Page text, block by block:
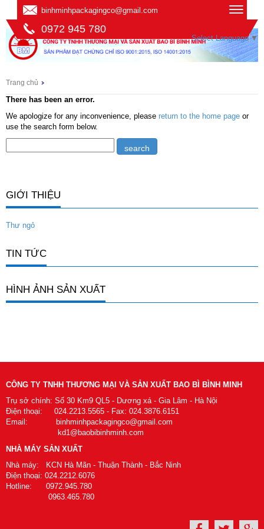
binhminhpackagingco@gmail.com
0972 945 780
Select Language ▼
Trang chủ
There has been an error.
We apologize for any inconvenience, please return to the home page or
use the search form below.
GIỚI THIỆU
Thư ngỏ
TIN TỨC
HÌNH ẢNH SẢN XUẤT
CÔNG TY TNHH THƯƠNG MẠI VÀ SẢN XUẤT BAO BÌ BÌNH MINH
Trụ sở chính: Số 30 Km9 QL5 - Dương xá - Gia Lâm - Hà Nội
Điện thoại: 024.2213.5565 - Fax: 024.3876.6151
Email: binhminhpackagingco@gmail.com
kd1@baobibinhminh.com
NHÀ MÁY SẢN XUẤT
Nhà máy: KCN Hà Mãn - Thuận Thành - Bắc Ninh
Điện thoại: 024.2212.6076
Hotline: 0972.945.780
0963.465.780